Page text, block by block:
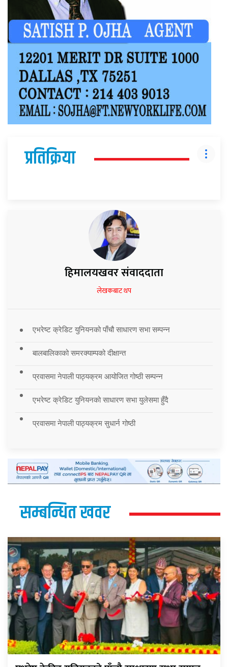
प्रतिक्रिया
हिमालयखवर संवाददाता
लेखकबाट थप
एभरेष्ट क्रेडिट युनियनको पाँचौ साधारण सभा सम्पन्न
बालबालिकाको समरक्याम्पको दीक्षान्त
प्रवासमा नेपाली पाठ्यक्रम आयोजित गोष्ठी सम्पन्न
एभरेष्ट क्रेडिट युनियनको साधारण सभा युलेसमा हुँदै
प्रवासमा नेपाली पाठ्यक्रम सुधार्न गोष्ठी
सम्बन्धित खवर